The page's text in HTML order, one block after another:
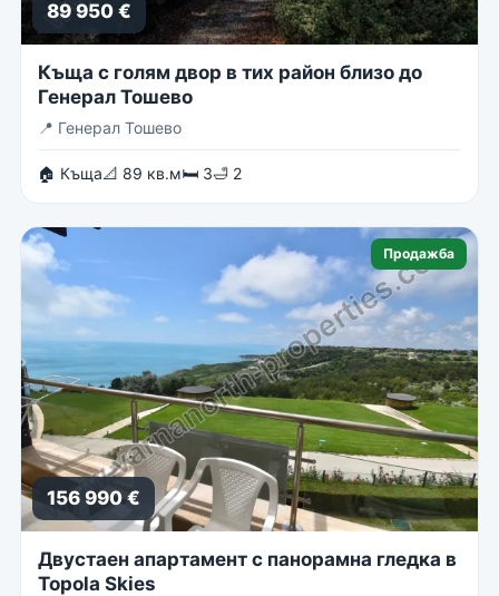
89 950 €
Къща с голям двор в тих район близо до
Генерал Тошево
📍 Генерал Тошево
🏠 Къща📐 89 кв.м🛏 3🛁 2
Продажба
156 990 €
Двустаен апартамент с панорамна гледка в
Topola Skies